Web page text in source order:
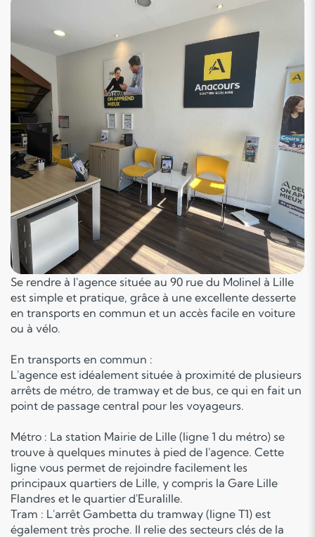
Se rendre à l'agence située au 90 rue du Molinel à Lille
est simple et pratique, grâce à une excellente desserte
en transports en commun et un accès facile en voiture
ou à vélo.
En transports en commun :
L'agence est idéalement située à proximité de plusieurs
arrêts de métro, de tramway et de bus, ce qui en fait un
point de passage central pour les voyageurs.
Métro : La station Mairie de Lille (ligne 1 du métro) se
trouve à quelques minutes à pied de l'agence. Cette
ligne vous permet de rejoindre facilement les
principaux quartiers de Lille, y compris la Gare Lille
Flandres et le quartier d'Euralille.
Tram : L'arrêt Gambetta du tramway (ligne T1) est
également très proche. Il relie des secteurs clés de la